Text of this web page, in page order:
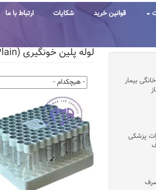
قوانین خرید شکایات ارتباط با ما
لوله پلین خونگیری (Plain)100 تایی بدون ماده استریل fl
بیمار
پزشکی